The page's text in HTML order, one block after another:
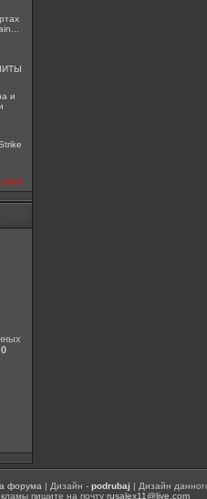
и
все
0
форума | Дизайн - podrubaj | Дизайн
пишите на почту rusalex11@live.com